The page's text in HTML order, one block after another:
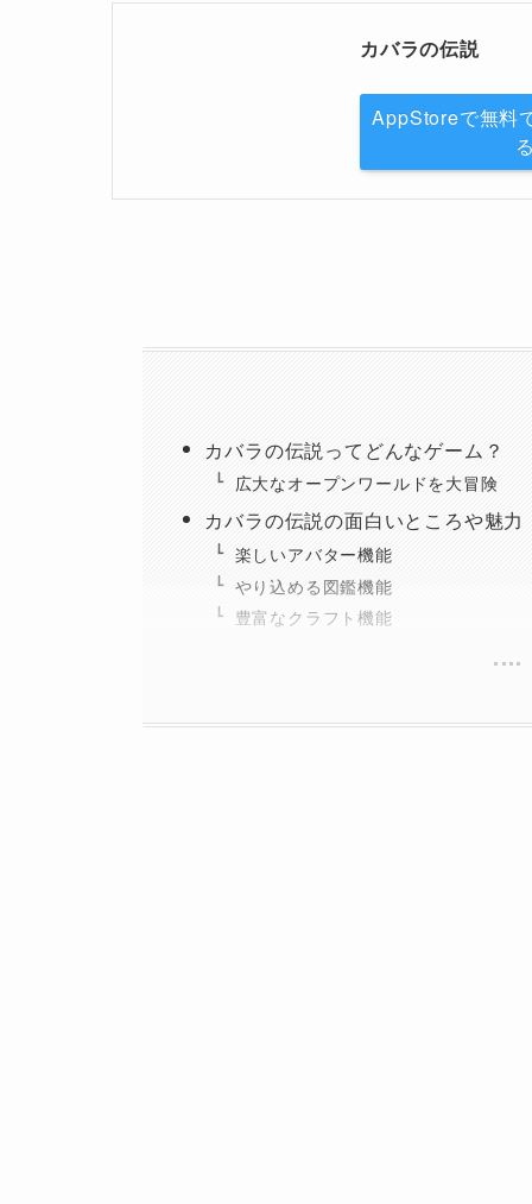
カバラの伝説
AppStoreで無料
カバラの伝説ってどんなゲーム？
広大なオープンワールドを大冒険
カバラの伝説の面白いところや魅力
楽しいアバター機能
やり込める図鑑機能
豊富なクラフト機能